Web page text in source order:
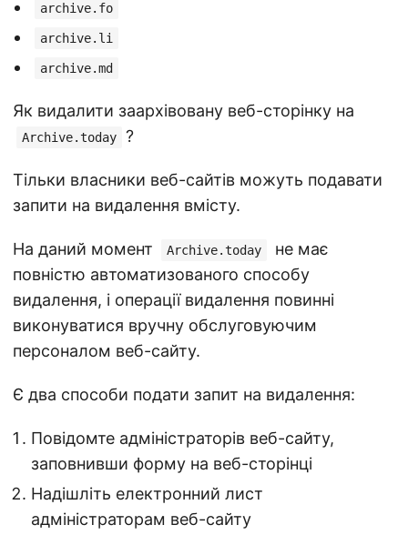
archive.fo
archive.li
archive.md
Як видалити заархівовану веб-сторінку на
Archive.today ?
Тільки власники веб-сайтів можуть подавати
запити на видалення вмісту.
На даний момент Archive.today
не має
повністю автоматизованого способу
видалення, і операції видалення повинні
виконуватися вручну обслуговуючим
персоналом веб-сайту.
Є два способи подати запит на видалення:
Повідомте адміністраторів веб-сайту,
заповнивши форму на веб-сторінці
Надішліть електронний лист
адміністраторам веб-сайту